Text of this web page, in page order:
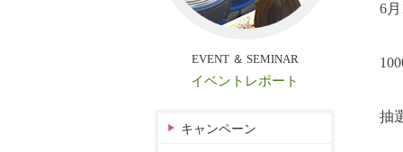
6
抽
EVENT ＆ SEMINAR
イベントレポート
キャンペーン